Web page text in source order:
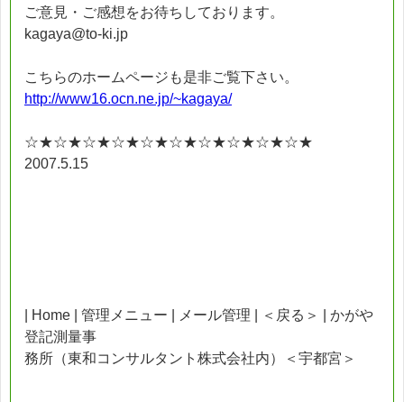
ご意見・ご感想をお待ちしております。
kagaya@to-ki.jp
こちらのホームページも是非ご覧下さい。
http://www16.ocn.ne.jp/~kagaya/
☆★☆★☆★☆★☆★☆★☆★☆★☆★☆★
2007.5.15
| Home | 管理メニュー | メール管理 | ＜戻る＞ | かがや
登記測量事
務所（東和コンサルタント株式会社内）＜宇都宮＞